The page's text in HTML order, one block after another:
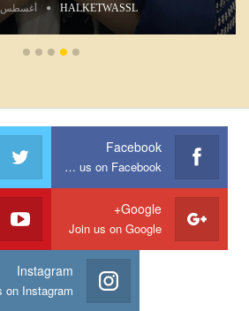
HALKETWASSL أغسطس 7, 2026
Facebook
Join us on Facebook
Google+
Join us on Google
Instagram